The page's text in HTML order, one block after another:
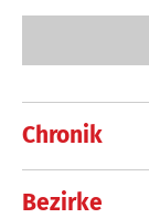
Chronik
Bezirke